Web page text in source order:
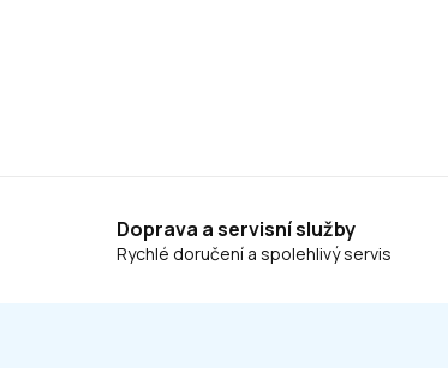
Doprava a servisní služby
Rychlé doručení a spolehlivý servis